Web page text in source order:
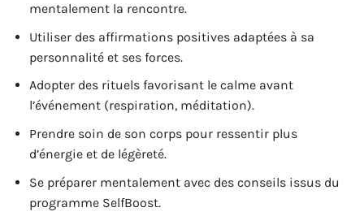
mentalement la rencontre.
Utiliser des affirmations positives adaptées à sa
personnalité et ses forces.
Adopter des rituels favorisant le calme avant
l’événement (respiration, méditation).
Prendre soin de son corps pour ressentir plus
d’énergie et de légèreté.
Se préparer mentalement avec des conseils issus du
programme SelfBoost.